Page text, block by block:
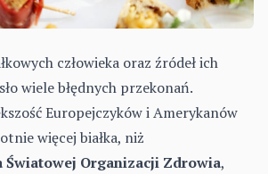
człowieka oraz źródeł ich
wiele błędnych przekonań.
Europejczyków i Amerykanów
więcej białka, niż
Światowej Organizacji Zdrowia,